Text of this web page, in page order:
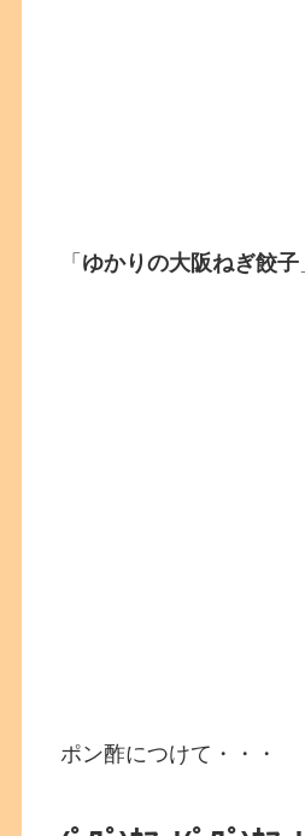
「 ゆかりの大阪ねぎ餃子
ポン酢につけて・・・